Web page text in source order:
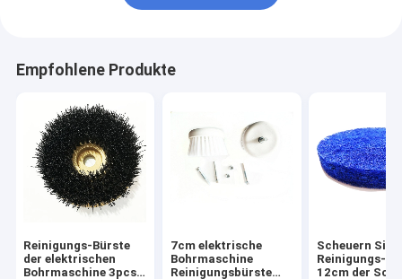
Empfohlene Produkte
Reinigungs-Bürste
der elektrischen
Bohrmaschine 3pcs
7cm elektrische
Bohrmaschine
Reinigungsbürste
Scheuern Sie
Reinigungs-
12cm der